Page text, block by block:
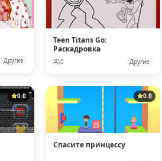
Другие
Teen Titans Go:
Раскадровка
0 Другие
0.0 0.0
Спасите принцессу